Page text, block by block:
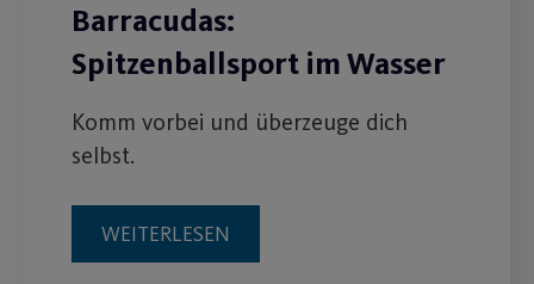
Barracudas:
Spitzenballsport im Wasser
Komm vorbei und überzeuge dich
selbst.
WEITERLESEN